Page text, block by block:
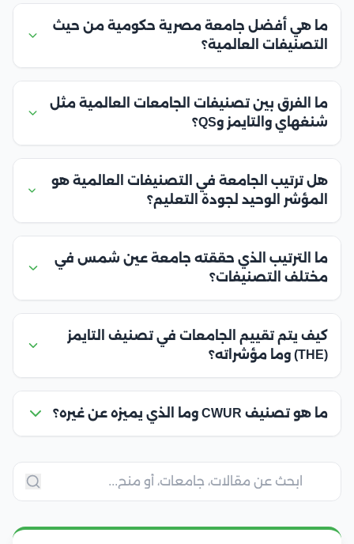
ما هي أفضل جامعة مصرية حكومية من حيث
التصنيفات العالمية؟
ما الفرق بين تصنيفات الجامعات العالمية مثل
شنغهاي والتايمز وQS؟
هل ترتيب الجامعة في التصنيفات العالمية هو
المؤشر الوحيد لجودة التعليم؟
ما الترتيب الذي حققته جامعة عين شمس في
مختلف التصنيفات؟
كيف يتم تقييم الجامعات في تصنيف التايمز
(THE) وما مؤشراته؟
ما هو تصنيف CWUR وما الذي يميزه عن غيره؟